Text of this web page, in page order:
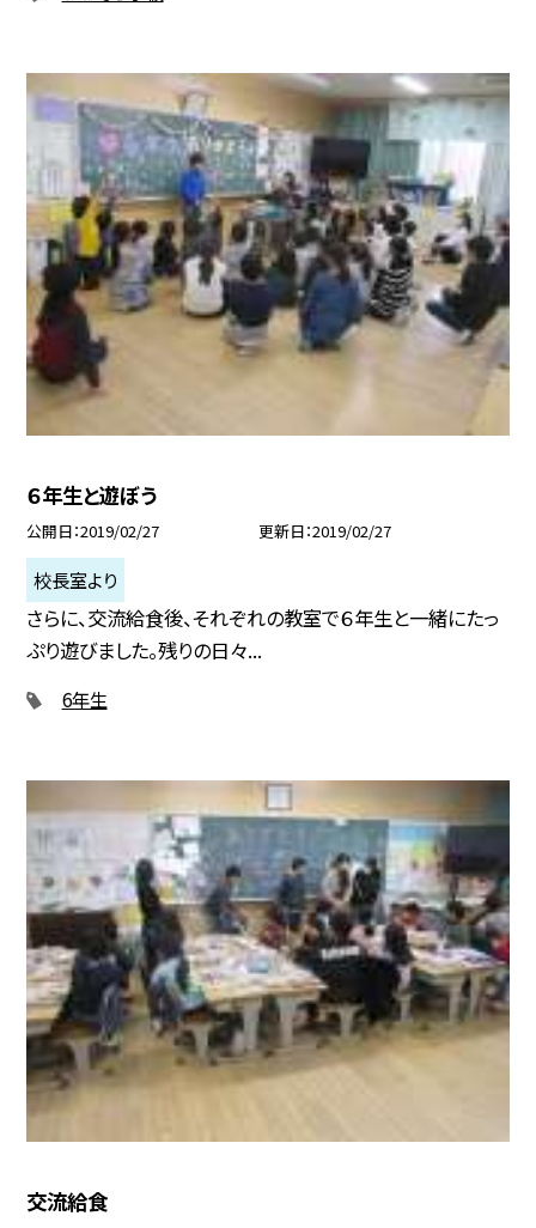
６年生と遊ぼう
公開日 2019/02/27 更新日 2019/02/27
校長室より
さらに、交流給食後、それぞれの教室で６年生と一緒にたっ
ぷり遊びました。残りの日々...
6年生
交流給食